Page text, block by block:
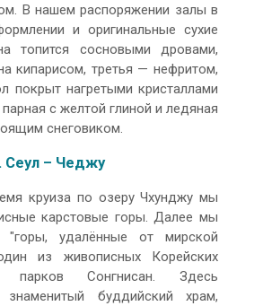
В нашем распоряжении залы в
и оригинальные сухие
топится сосновыми дровами,
кипарисом, третья — нефритом,
покрыт нагретыми кристаллами
с желтой глиной и ледяная
снеговиком.
Сеул – Чеджу
круиза по озеру Чхунджу мы
карстовые горы. Далее мы
"горы, удалённые от мирской
из живописных Корейских
парков Сонгнисан. Здесь
знаменитый буддийский храм,